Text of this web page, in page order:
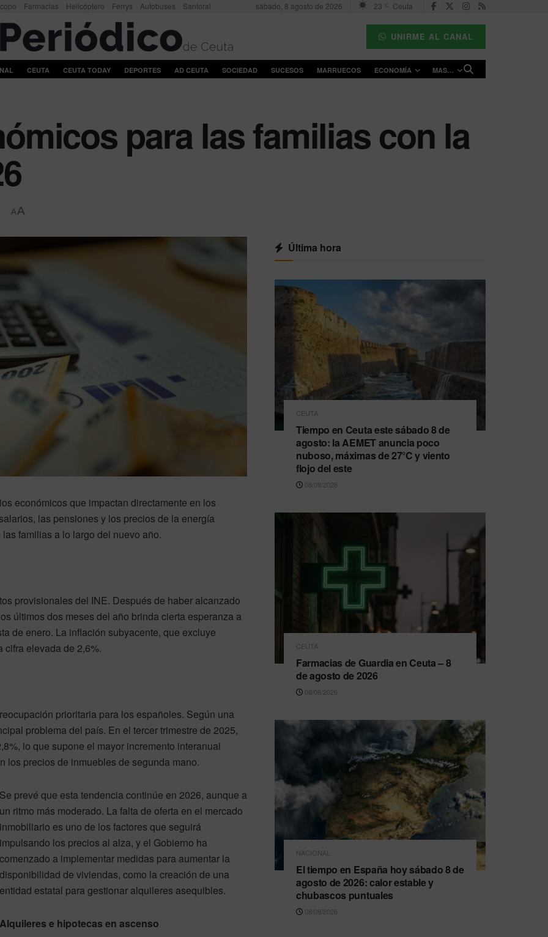
Farmacias Helicóptero Ferrys Autobuses Santoral sábado, 8 agosto de 2026 23 °C Ceuta
UNIRME AL CANAL
CEUTA CEUTA TODAY DEPORTES AD CEUTA SOCIEDAD SUCESOS MARRUECOS ECONOMÍA MAS…
para las familias con la
AA
económicos que impactan directamente en los
las pensiones y los precios de la energía
familias a lo largo del nuevo año.
provisionales del INE. Después de haber alcanzado
últimos dos meses del año brinda cierta esperanza a
de enero. La inflación subyacente, que excluye
cifra elevada de 2,6%.
prioritaria para los españoles. Según una
problema del país. En el tercer trimestre de 2025,
lo que supone el mayor incremento interanual
los precios de inmuebles de segunda mano.
Se prevé que esta tendencia continúe en 2026, aunque a
un ritmo más moderado. La falta de oferta en el mercado
inmobiliario es uno de los factores que seguirá
impulsando los precios al alza, y el Gobierno ha
comenzado a implementar medidas para aumentar la
disponibilidad de viviendas, como la creación de una
entidad estatal para gestionar alquileres asequibles.
Alquileres e hipotecas en ascenso
Última hora
CEUTA
Tiempo en Ceuta este sábado 8 de
agosto: la AEMET anuncia poco
nuboso, máximas de 27°C y viento
flojo del este
08/08/2026
CEUTA
Farmacias de Guardia en Ceuta – 8
de agosto de 2026
08/08/2026
NACIONAL
El tiempo en España hoy sábado 8 de
agosto de 2026: calor estable y
chubascos puntuales
08/08/2026